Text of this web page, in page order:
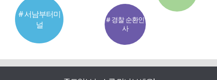
# 서남부터미
널
# 경찰 순환인
사